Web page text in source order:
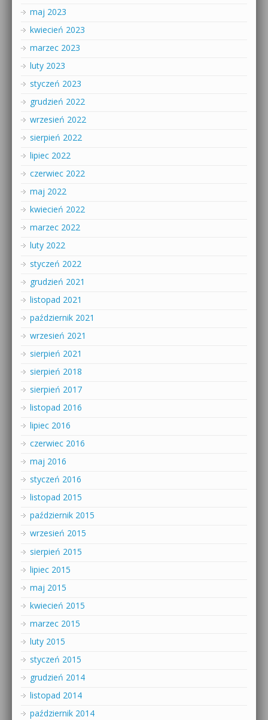
maj 2023
kwiecień 2023
marzec 2023
luty 2023
styczeń 2023
grudzień 2022
wrzesień 2022
sierpień 2022
lipiec 2022
czerwiec 2022
maj 2022
kwiecień 2022
marzec 2022
luty 2022
styczeń 2022
grudzień 2021
listopad 2021
październik 2021
wrzesień 2021
sierpień 2021
sierpień 2018
sierpień 2017
listopad 2016
lipiec 2016
czerwiec 2016
maj 2016
styczeń 2016
listopad 2015
październik 2015
wrzesień 2015
sierpień 2015
lipiec 2015
maj 2015
kwiecień 2015
marzec 2015
luty 2015
styczeń 2015
grudzień 2014
listopad 2014
październik 2014